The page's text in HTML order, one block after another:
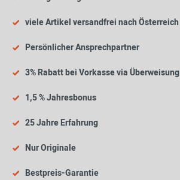
viele Artikel versandfrei nach Österreich
Persönlicher Ansprechpartner
3% Rabatt bei Vorkasse via Überweisung
1,5 % Jahresbonus
25 Jahre Erfahrung
Nur Originale
Bestpreis-Garantie